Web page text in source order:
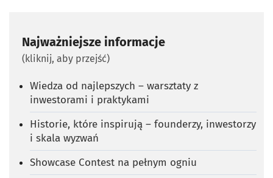
Najważniejsze informacje
(kliknij, aby przejść)
Wiedza od najlepszych – warsztaty z
inwestorami i praktykami
Historie, które inspirują – founderzy, inwestorzy
i skala wyzwań
Showcase Contest na pełnym ogniu